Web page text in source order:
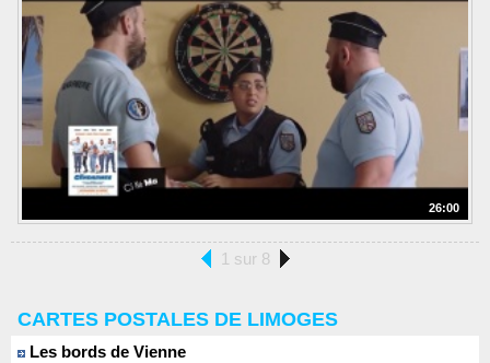
26:00
1 sur 8
CARTES POSTALES DE LIMOGES
Les bords de Vienne